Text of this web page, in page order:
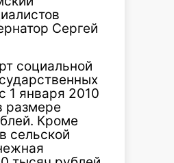
Сергей
социальной
1 января 2010
размере
Кроме
сельской